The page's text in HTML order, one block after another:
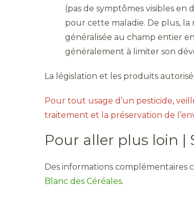
(pas de symptômes visibles en
pour cette maladie. De plus, la
généralisée au champ entier
généralement à limiter son
La législation et les produits
Pour tout usage d’un pesticide,
traitement et la préservation de
Pour aller plus loin |
Des informations
Blanc des Céréales.